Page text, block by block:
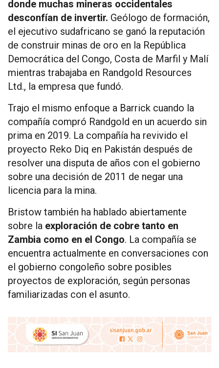
donde muchas mineras occidentales
desconfían de invertir. Geólogo de formación,
el ejecutivo sudafricano se ganó la reputación
de construir minas de oro en la República
Democrática del Congo, Costa de Marfil y Malí
mientras trabajaba en Randgold Resources
Ltd., la empresa que fundó.
Trajo el mismo enfoque a Barrick cuando la
compañía compró Randgold en un acuerdo sin
prima en 2019. La compañía ha revivido el
proyecto Reko Diq en Pakistán después de
resolver una disputa de años con el gobierno
sobre una decisión de 2011 de negar una
licencia para la mina.
Bristow también ha hablado abiertamente
sobre la exploración de cobre tanto en
Zambia como en el Congo. La compañía se
encuentra actualmente en conversaciones con
el gobierno congoleño sobre posibles
proyectos de exploración, según personas
familiarizadas con el asunto.